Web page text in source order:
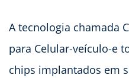
A tecnologia chamada
para Celular-veículo-e
chips implantados em